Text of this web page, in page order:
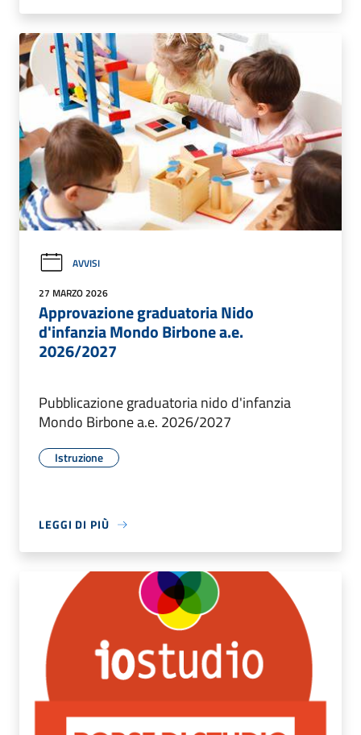
AVVISI
27 MARZO 2026
Approvazione graduatoria Nido
d'infanzia Mondo Birbone a.e.
2026/2027
Pubblicazione graduatoria nido d'infanzia
Mondo Birbone a.e. 2026/2027
Istruzione
LEGGI DI PIÙ